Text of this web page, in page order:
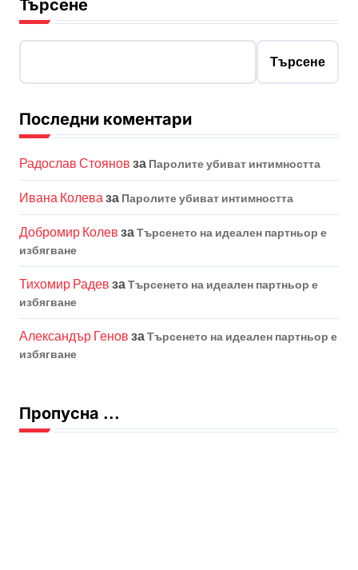
Търсене
Търсене
Последни коментари
Радослав Стоянов за Паролите убиват интимността
Ивана Колева за Паролите убиват интимността
Добромир Колев заТърсенето на идеален партньор е
избягване
Тихомир Радев заТърсенето на идеален партньор е
избягване
Александър Генов заТърсенето на идеален партньор е
избягване
Пропусна ...